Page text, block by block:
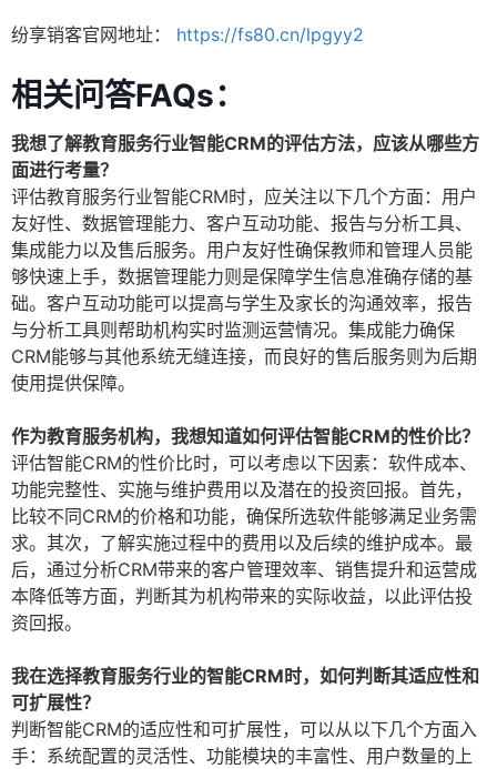
纷享销客官网地址： https://fs80.cn/lpgyy2
相关问答FAQs：
我想了解教育服务行业智能CRM的评估方法，应该从哪些方
面进行考量？
评估教育服务行业智能CRM时，应关注以下几个方面：用户
友好性、数据管理能力、客户互动功能、报告与分析工具、
集成能力以及售后服务。用户友好性确保教师和管理人员能
够快速上手，数据管理能力则是保障学生信息准确存储的基
础。客户互动功能可以提高与学生及家长的沟通效率，报告
与分析工具则帮助机构实时监测运营情况。集成能力确保
CRM能够与其他系统无缝连接，而良好的售后服务则为后期
使用提供保障。
作为教育服务机构，我想知道如何评估智能CRM的性价比？
评估智能CRM的性价比时，可以考虑以下因素：软件成本、
功能完整性、实施与维护费用以及潜在的投资回报。首先，
比较不同CRM的价格和功能，确保所选软件能够满足业务需
求。其次，了解实施过程中的费用以及后续的维护成本。最
后，通过分析CRM带来的客户管理效率、销售提升和运营成
本降低等方面，判断其为机构带来的实际收益，以此评估投
资回报。
我在选择教育服务行业的智能CRM时，如何判断其适应性和
可扩展性？
判断智能CRM的适应性和可扩展性，可以从以下几个方面入
手：系统配置的灵活性、功能模块的丰富性、用户数量的上